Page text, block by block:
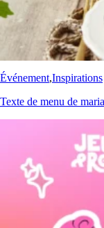
Événement,Inspirations
Texte de menu de